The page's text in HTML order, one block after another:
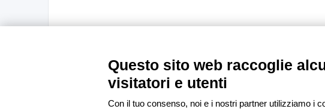
Questo sito web raccoglie
visitatori e utenti
Con il tuo consenso, noi e i nostri partner utilizziamo i